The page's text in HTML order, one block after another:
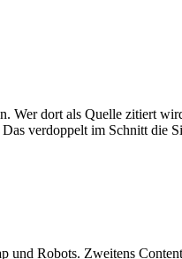
Wer dort als Quelle zitiert
verdoppelt im Schnitt die
und Robots. Zweitens